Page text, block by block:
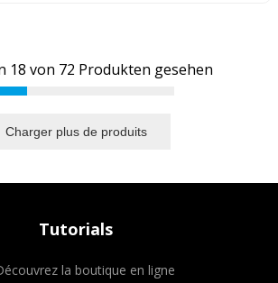
18 von 72 Produkten gesehen
Charger plus de produits
Tutorials
la boutique en ligne